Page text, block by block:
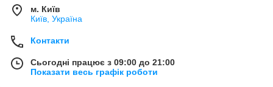
м. Київ
Київ, Україна
Контакти
Сьогодні працює з 09:00 до 21:00
Показати весь графік роботи